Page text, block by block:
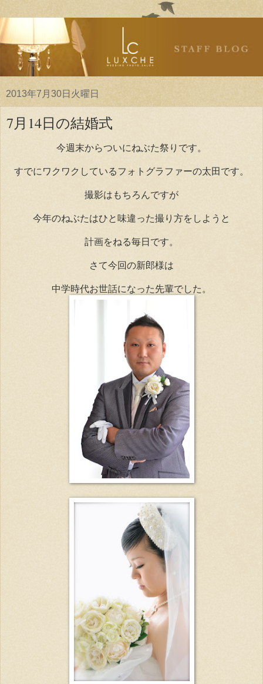
2013年7月30日火曜日
7月14日の結婚式
今週末からついにねぶた祭りです。
すでにワクワクしているフォトグラファーの太田です。
撮影はもちろんですが
今年のねぶたはひと味違った撮り方をしようと
計画をねる毎日です。
さて今回の新郎様は
中学時代お世話になった先輩でした。